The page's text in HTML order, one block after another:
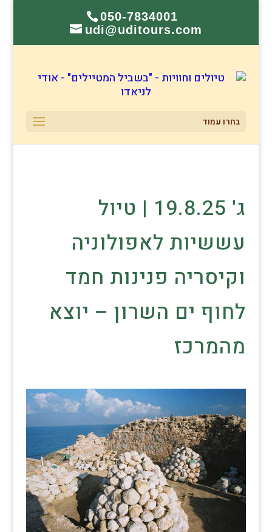
050-7834001
udi@uditours.com
בחרו עמוד
ג' 19.8.25 | טיול
עששיות לאפולוניה
וקיסריה פנינות חמד
לחוף ים השרון – יוצא
מהמרכז